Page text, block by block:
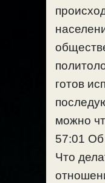
готов
можно
57:01 Об
Что